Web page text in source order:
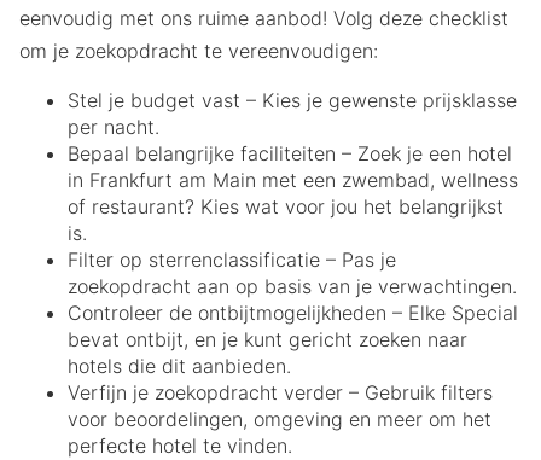
eenvoudig met ons ruime aanbod! Volg deze checklist
om je zoekopdracht te vereenvoudigen:
Stel je budget vast – Kies je gewenste prijsklasse
per nacht.
Bepaal belangrijke faciliteiten – Zoek je een hotel
in Frankfurt am Main met een zwembad, wellness
of restaurant? Kies wat voor jou het belangrijkst
is.
Filter op sterrenclassificatie – Pas je
zoekopdracht aan op basis van je verwachtingen.
Controleer de ontbijtmogelijkheden – Elke Special
bevat ontbijt, en je kunt gericht zoeken naar
hotels die dit aanbieden.
Verfijn je zoekopdracht verder – Gebruik filters
voor beoordelingen, omgeving en meer om het
perfecte hotel te vinden.